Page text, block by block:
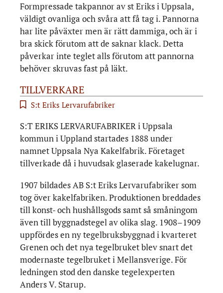
Formpressade takpannor av st Eriks i Uppsala,
väldigt ovanliga och svåra att få tag i. Pannorna
har lite påväxter men är rätt dammiga, och är i
bra skick förutom att de saknar klack. Detta
påverkar inte teglet alls förutom att pannorna
behöver skruvas fast på läkt.
TILLVERKARE
S:t Eriks Lervarufabriker
S:T ERIKS LERVARUFABRIKER i Uppsala
kommun i Uppland startades 1888 under
namnet Uppsala Nya Kakelfabrik. Företaget
tillverkade då i huvudsak glaserade kakelugnar.
1907 bildades AB S:t Eriks Lervarufabriker som
tog över kakelfabriken. Produktionen breddades
till konst- och hushållsgods samt så småningom
även till byggnadstegel av olika slag. 1908–1909
uppfördes en ny tegelbruksbyggnad i kvarteret
Grenen och det nya tegelbruket blev snart det
modernaste tegelbruket i Mellansverige. För
ledningen stod den danske tegelexperten
Anders V. Starup.